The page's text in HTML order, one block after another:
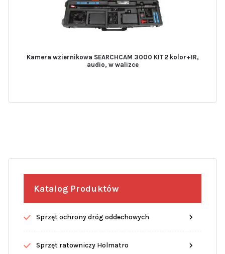
Kamera wziernikowa SEARCHCAM 3000 KIT 2 kolor+IR,
audio, w walizce
Katalog Produktów
Sprzęt ochrony dróg oddechowych
Sprzęt ratowniczy Holmatro